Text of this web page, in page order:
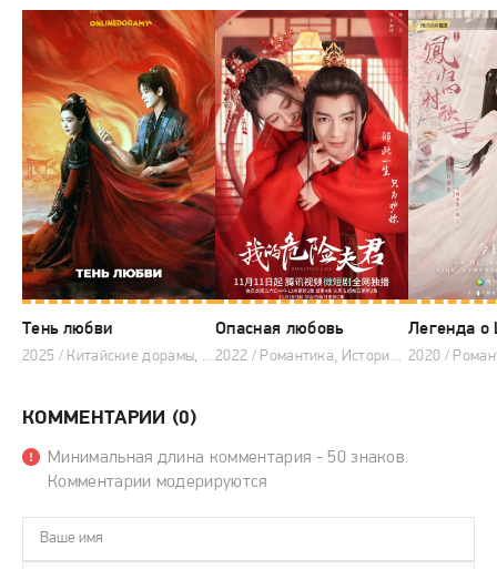
Тень любви
2025 / Китайские дорамы, Дорамы 2025, Романтика, Боевые искусства
Опасная любовь
2022 / Романтика, Исторический, Китайские дорамы
Легенда о
КОММЕНТАРИИ (0)
Минимальная длина комментария - 50 знаков.
Комментарии модерируются